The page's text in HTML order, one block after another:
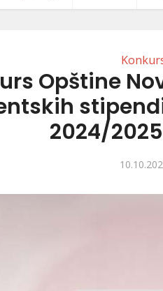
Opštine
2024/